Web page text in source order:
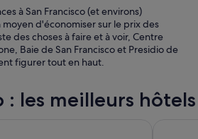
à San Francisco (et environs)
d'économiser sur le prix des
des choses à faire et à voir, Centre
Baie de San Francisco et Presidio de
figurer tout en haut.
: les meilleurs hôtels